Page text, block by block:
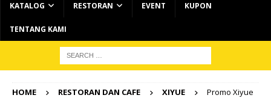
KATALOG RESTORAN EVENT KUPON
TENTANG KAMI
HOME RESTORAN DAN CAFE XIYUE
Promo Xiyue